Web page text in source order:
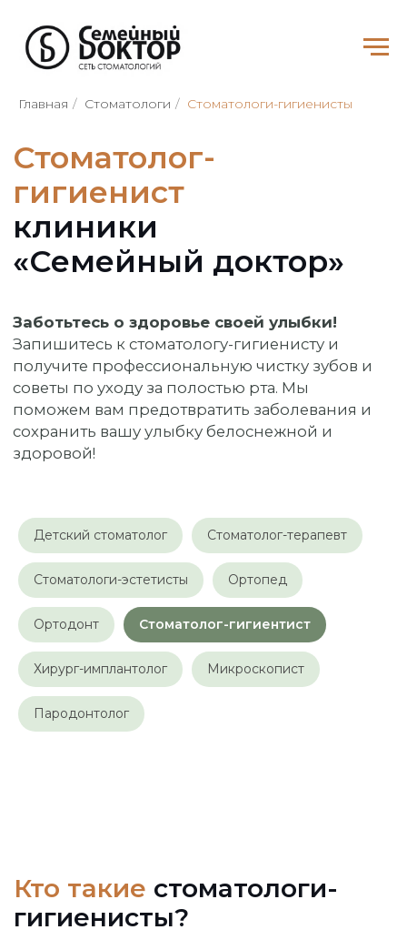
Главная / Стоматологи / Стоматологи-гигиенисты
Стоматолог-
клиники
«Семейный доктор»
Заботьтесь о здоровье своей улыбки!
получите профессиональную чистку зубов и
советы по уходу за полостью рта. Мы
здоровой!
Детский стоматолог Стоматолог-терапевт
Стоматологи-эстетисты Ортопед
Ортодонт Стоматолог-гигиентист
Хирург-имплантолог Микроскопист
Пародонтолог
Кто такие стоматологи-
гигиенисты?
Стоматологи-гигиенисты — это
специалисты в области стоматологии,
которые занимаются профилактикой
Основные функции стоматологов-
гигиенистов включают:
Профилактические